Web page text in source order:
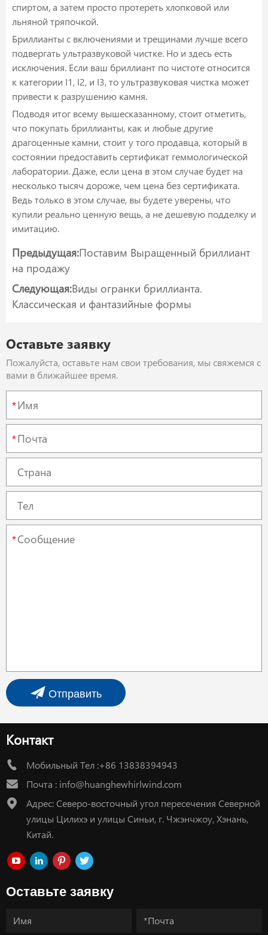
спиртом, а затем просто протереть хлопковой или
льняной тряпочкой.
Бриллианты с включениями и трещинами лучше всего
подвергать ультразвуковой чистке. Но и здесь есть
исключения. Если ваш бриллиант по чистоте относится
к категории I1, I2, и I3, то ультразвуковая чистка может
привести к разрушению камня.
Подводя итог всему вышесказанному, стоит отметить,
что покупать бриллианты, как и любые другие
драгоценные камни, стоит у того продавца, который в
состоянии предоставить сертификат геммологической
лаборатории. Даже, если цена в этом случае будет на
несколько тысяч дороже, чем цена без сертификата.
Ведь только в этом случае, вы будете уверены, что
купили реально ценную вещь, а не дешевую подделку и
имитацию.
Предыдущая:Поставим Выращенный бриллиант
на продажу
Следующая:Виды огранки бриллианта.
Классическая и фантазийные формы
Оставьте заявку
Пожалуйста, оставьте нам свои требования, мы свяжемся с
вами в ближайшее время.
*
*
*
Отправить
Контакт
Мобильный Тел :+86 13838394943
Почта : info@huanghewhirlwind.com
Адрес: Северо-восточный угол пересечения Северной
улицы Цилихэ и улицы Синьи, г. Чжэнчжоу, Хэнань,
Китай.
Оставьте заявку